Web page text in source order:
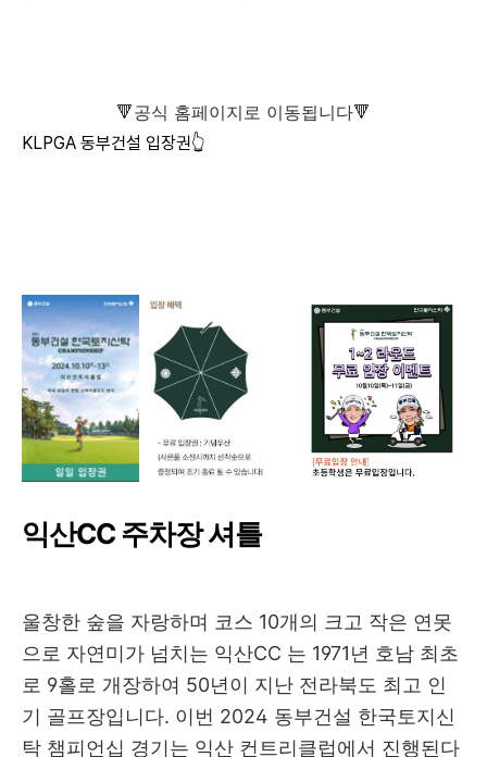
🔻공식 홈페이지로 이동됩니다🔻
KLPGA 동부건설 입장권👆
익산CC 주차장 셔틀
울창한 숲을 자랑하며 코스 10개의 크고 작은 연못
으로 자연미가 넘치는 익산CC 는 1971년 호남 최초
로 9홀로 개장하여 50년이 지난 전라북도 최고 인
기 골프장입니다. 이번 2024 동부건설 한국토지신
탁 챔피언십 경기는 익산 컨트리클럽에서 진행된다